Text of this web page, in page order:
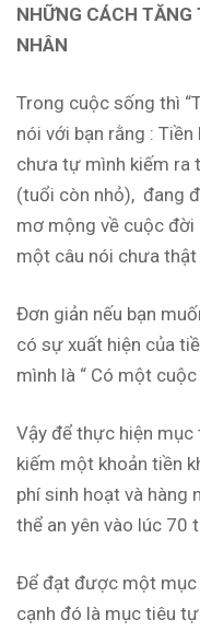
NHỮNG CÁCH
NHÂN
Trong cuộc sống thì
nói với bạn rằng :
chưa tự mình kiếm ra
(tuổi còn nhỏ), đang
mơ mộng về cuộc
một câu nói chưa thật
Đơn giản nếu bạn
có sự xuất hiện của
mình là “ Có một
Vậy để thực hiện
kiếm một khoản tiền
phí sinh hoạt và hàng
thể an yên vào lúc 70
Để đạt được một
cạnh đó là mục tiêu